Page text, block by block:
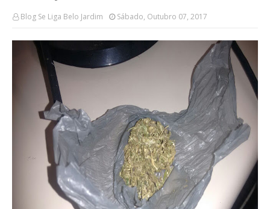
Blog Se Liga Belo Jardim Sábado, Outubro 07, 2017